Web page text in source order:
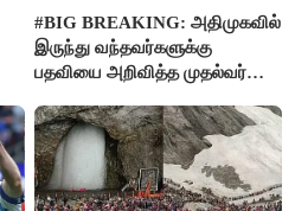
#BIG BREAKING: அதிமுகவில்
இருந்து வந்தவர்களுக்கு
பதவியை அறிவித்த முதல்வர்